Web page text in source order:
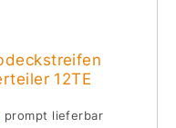
12TE
prompt lieferbar